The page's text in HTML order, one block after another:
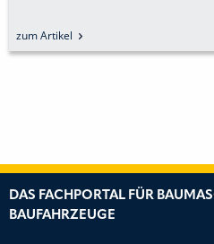
zum Artikel
DAS FACHPORTAL FÜR
BAUFAHRZEUGE